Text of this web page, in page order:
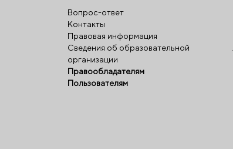
Вопрос-ответ
Контакты
Правовая информация
Сведения об образовательной
организации
Правообладателям
Пользователям